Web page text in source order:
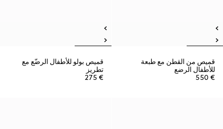
قميص من القطن مع طبعة
للأطفال الرضع
€ 550
قميص بولو للأطفال الرضّع مع
تطريز
€ 275